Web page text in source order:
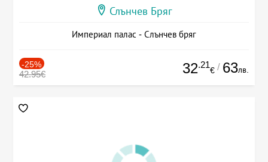
Слънчев Бряг
Империал палас - Слънчев бряг
-25%
42.95€ 32.21
€ / 63лв.